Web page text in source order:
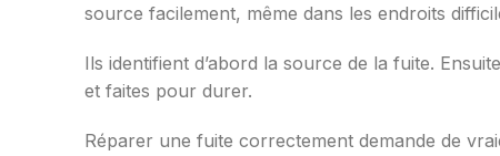
source facilement, même dans les endroits
Ils identifient d’abord la source de la fuite.
et faites pour durer.
Réparer une fuite correctement demande de